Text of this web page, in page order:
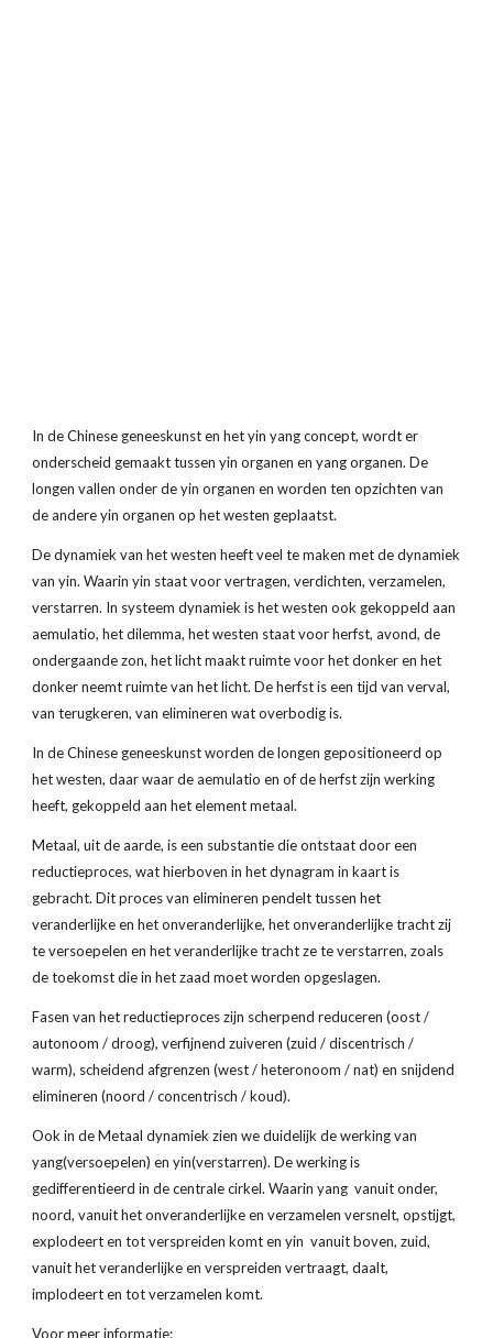
In de Chinese geneeskunst en het yin yang concept, wordt er
onderscheid gemaakt tussen yin organen en yang organen. De
longen vallen onder de yin organen en worden ten opzichten van
de andere yin organen op het westen geplaatst.
De dynamiek van het westen heeft veel te maken met de dynamiek
van yin. Waarin yin staat voor vertragen, verdichten, verzamelen,
verstarren. In systeem dynamiek is het westen ook gekoppeld aan
aemulatio, het dilemma, het westen staat voor herfst, avond, de
ondergaande zon, het licht maakt ruimte voor het donker en het
donker neemt ruimte van het licht. De herfst is een tijd van verval,
van terugkeren, van elimineren wat overbodig is.
In de Chinese geneeskunst worden de longen gepositioneerd op
het westen, daar waar de aemulatio en of de herfst zijn werking
heeft, gekoppeld aan het element metaal.
Metaal, uit de aarde, is een substantie die ontstaat door een
reductieproces, wat hierboven in het dynagram in kaart is
gebracht. Dit proces van elimineren pendelt tussen het
veranderlijke en het onveranderlijke, het onveranderlijke tracht zij
te versoepelen en het veranderlijke tracht ze te verstarren, zoals
de toekomst die in het zaad moet worden opgeslagen.
Fasen van het reductieproces zijn scherpend reduceren (oost /
autonoom / droog), verfijnend zuiveren (zuid / discentrisch /
warm), scheidend afgrenzen (west / heteronoom / nat) en snijdend
elimineren (noord / concentrisch / koud).
Ook in de Metaal dynamiek zien we duidelijk de werking van
yang(versoepelen) en yin(verstarren). De werking is
gedifferentieerd in de centrale cirkel. Waarin yang  vanuit onder,
noord, vanuit het onveranderlijke en verzamelen versnelt, opstijgt,
explodeert en tot verspreiden komt en yin  vanuit boven, zuid,
vanuit het veranderlijke en verspreiden vertraagt, daalt,
implodeert en tot verzamelen komt.
Voor meer informatie: